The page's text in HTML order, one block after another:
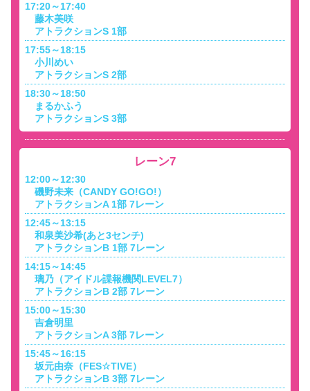
17:20～17:40
藤木美咲
アトラクションS 1部
17:55～18:15
小川めい
アトラクションS 2部
18:30～18:50
まるかふう
アトラクションS 3部
レーン7
12:00～12:30
磯野未来（CANDY GO!GO!）
アトラクションA 1部 7レーン
12:45～13:15
和泉美沙希(あと3センチ)
アトラクションB 1部 7レーン
14:15～14:45
璃乃（アイドル諜報機関LEVEL7）
アトラクションB 2部 7レーン
15:00～15:30
吉倉明里
アトラクションA 3部 7レーン
15:45～16:15
坂元由奈（FES☆TIVE）
アトラクションB 3部 7レーン